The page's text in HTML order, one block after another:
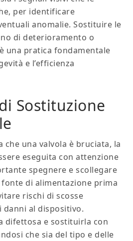
per identificare
anomalie. Sostituire le
di deterioramento o
una pratica fondamentale
e l’efficienza
Sostituzione
che una valvola è bruciata, la
eseguita con attenzione
spegnere e scollegare
fonte di alimentazione prima
rischi di scosse
al dispositivo.
difettosa e sostituirla con
che sia del tipo e delle